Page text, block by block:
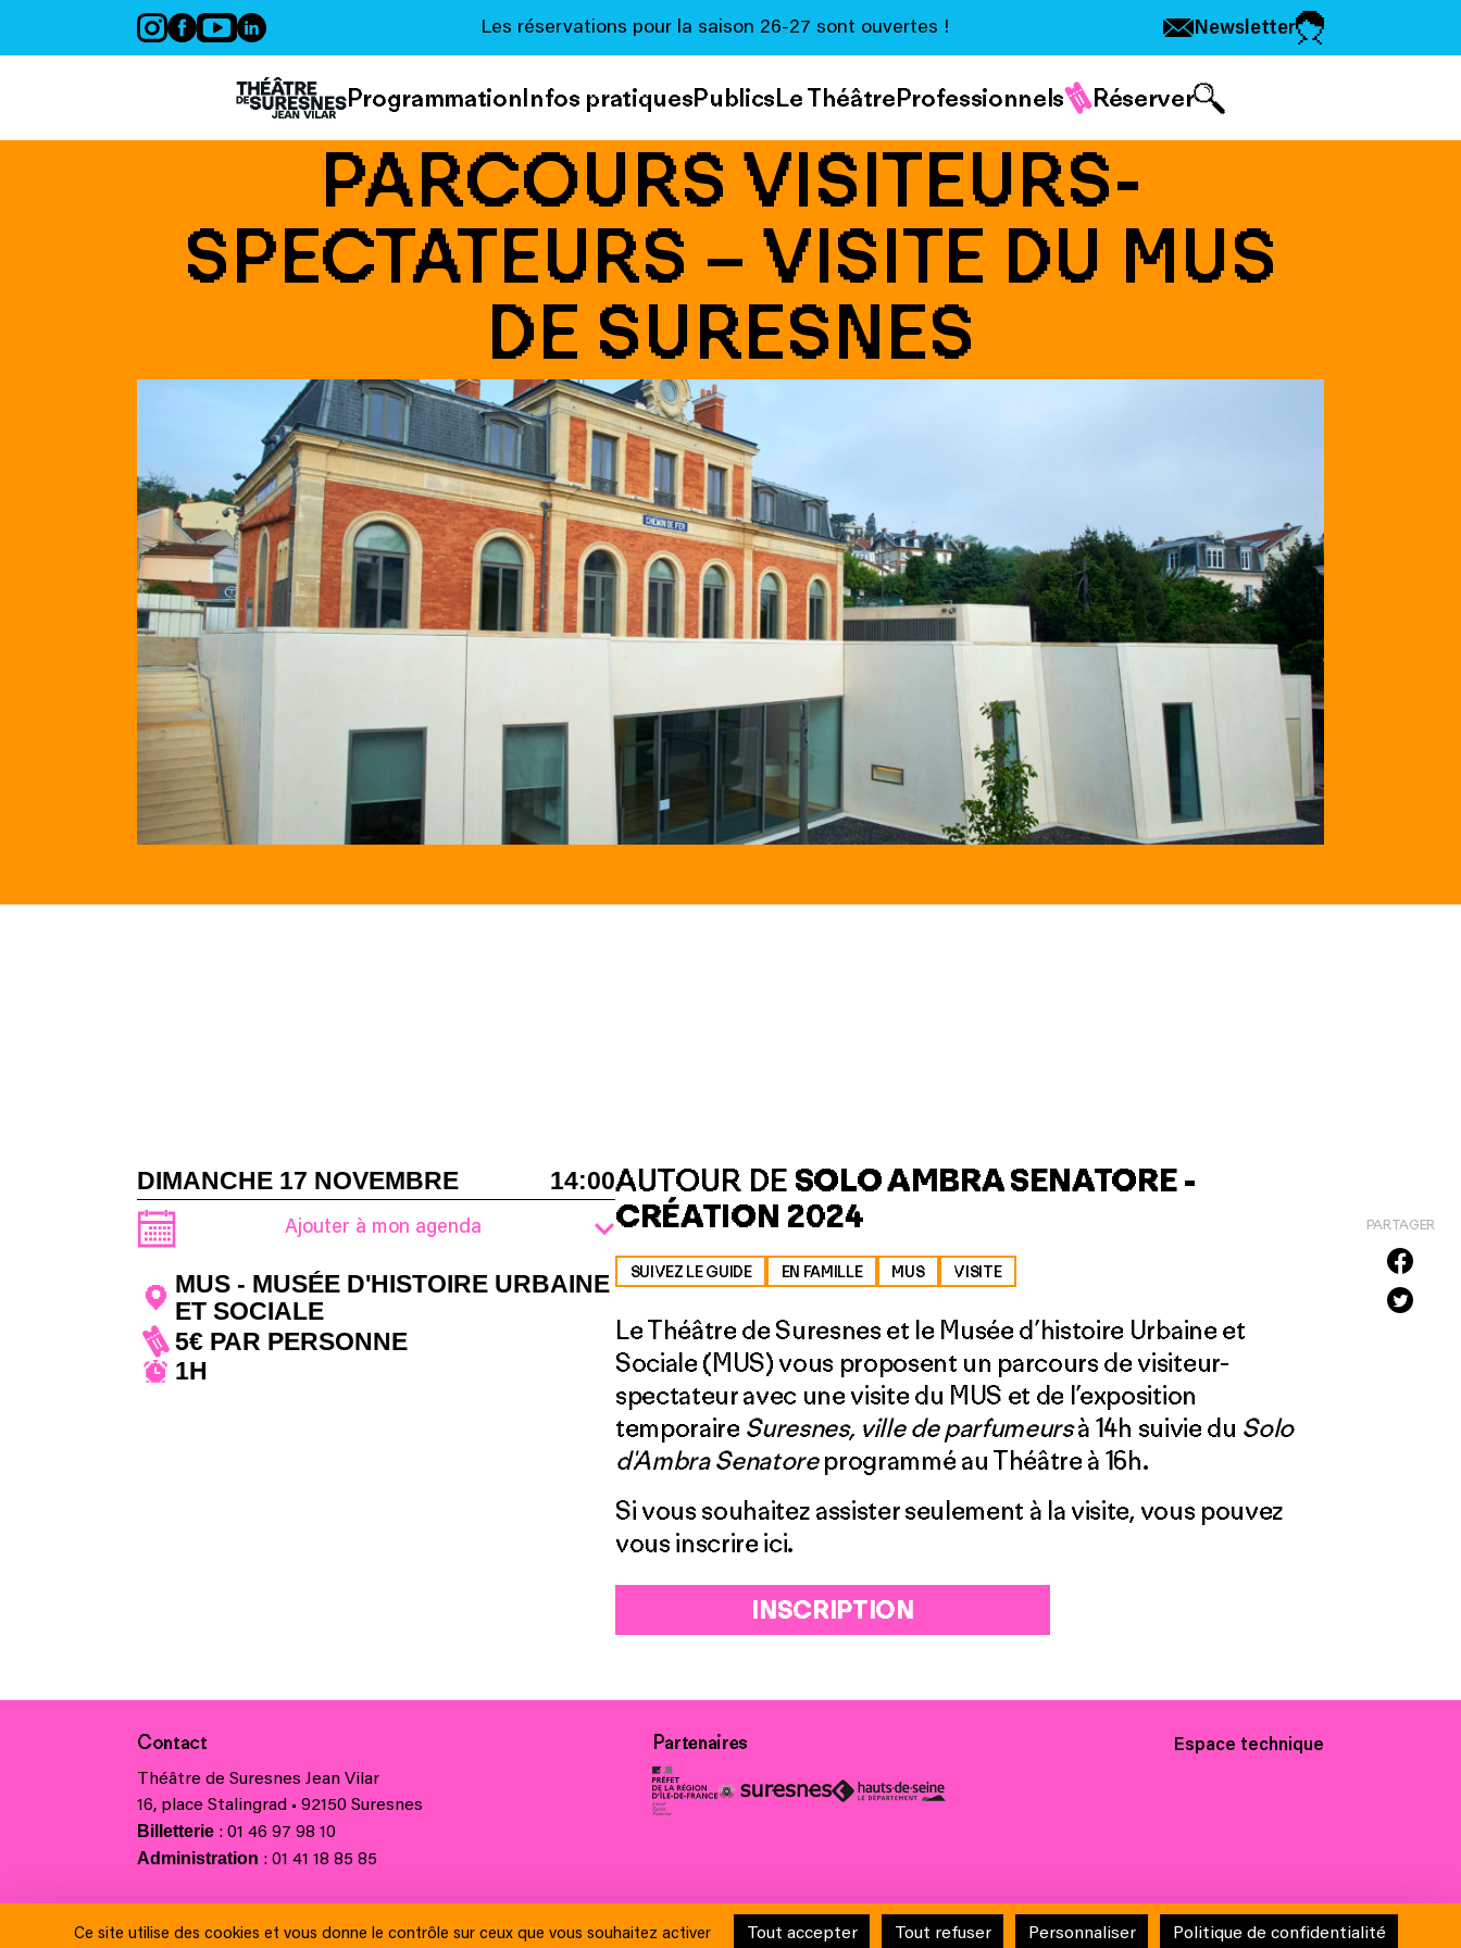
Les réservations pour la saison 26-27 sont ouvertes ! Newsletter
ProgrammationInfos pratiquesPublicsLe ThéâtreProfessionnels Réserver
PARCOURS VISITEURS-
SPECTATEURS – VISITE DU MUS
DE SURESNES
PARTAGER
DIMANCHE 17 NOVEMBRE 14:00
Ajouter à mon agenda
MUS - MUSÉE D'HISTOIRE URBAINE
ET SOCIALE
5€ PAR PERSONNE
1H
AUTOUR DE SOLO AMBRA SENATORE -
CRÉATION 2024
SUIVEZ LE GUIDE EN FAMILLE MUS VISITE
Le Théâtre de Suresnes et le Musée d’his­toire Urbaine et
Sociale (MUS) vous pro­posent un parcours de visiteur-
spectateur avec une visite du MUS et de l’exposition
temporaire Suresnes, ville de parfumeursà 14h suivie du Solo
d'Ambra Senatoreprogrammé au Théâtre à 16h.
Si vous souhaitez assister seulement à la visite, vous pouvez
vous inscrire ici.
INSCRIPTION
Contact
Théâtre de Suresnes Jean Vilar
16, place Stalingrad • 92150 Suresnes
Billetterie : 01 46 97 98 10
Administration : 01 41 18 85 85
Partenaires Espace technique
Mentions légales & Charte de protection des donnéesConditions générales de vente
Panneau de gestion des cookies
Ce site utilise des cookies et vous donne le contrôle sur ceux que vous souhaitez activer Tout accepter Tout refuser Personnaliser Politique de confidentialité